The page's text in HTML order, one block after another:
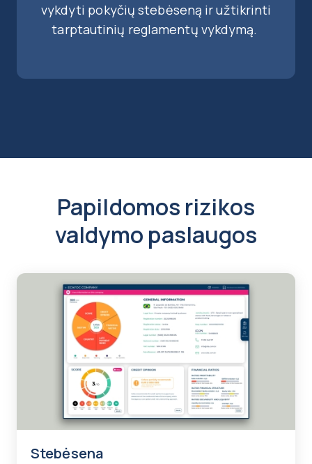
vykdyti pokyčių stebėseną ir užtikrinti
tarptautinių reglamentų vykdymą.
Papildomos rizikos
valdymo paslaugos
Stebėsena